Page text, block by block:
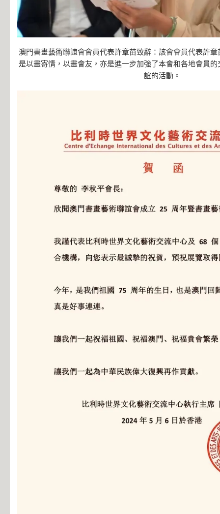
澳門書畫藝術聯誼會會員代表許章苗致辭：該會會員代表許
是以畫寄情，以畫會友，亦是進一步加強了本會和各地會員
誼的活動。